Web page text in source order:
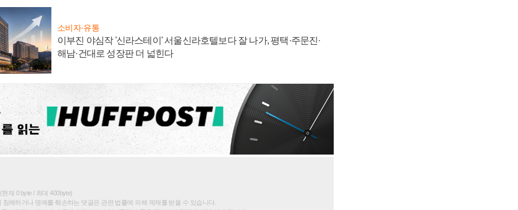
소비자·유통
이부진 야심작 '신라스테이' 서울신라호텔보다 잘 나가, 평택·주문진·
해남·건대로 성장판 더 넓힌다
재 0 byte / 최대 400byte)
침해하거나 명예를 훼손하는 댓글은 관련 법률에 의해 제재를 받을 수 있습니다.